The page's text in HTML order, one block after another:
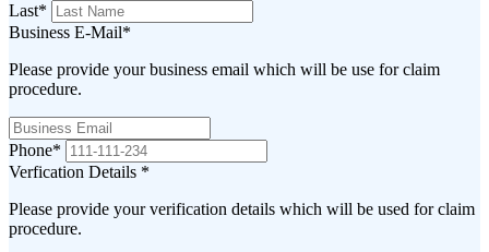
Last*
Business E-Mail*
Please provide your business email which will be use for claim
procedure.
Phone*
Verfication Details *
Please provide your verification details which will be used for claim
procedure.